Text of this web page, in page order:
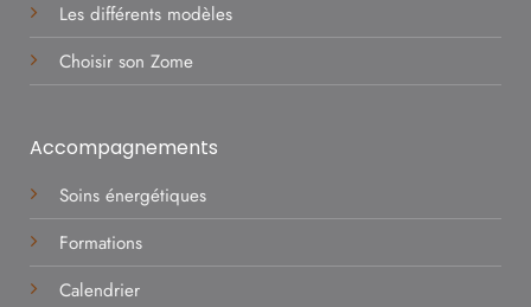
Les différents modèles
Choisir son Zome
Accompagnements
Soins énergétiques
Formations
Calendrier